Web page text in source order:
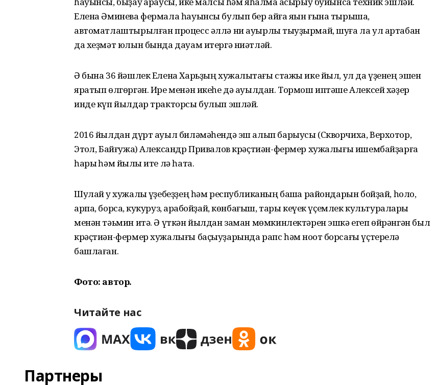
Елена Әминева фермала һауынсы булып бер айға яҡын ғына тырыша,
автоматлаштырылған процесс әллә ни ауырлыҡ тыуҙырмай, шуға ла ул артабан
да хеҙмәт юлын бында дауам итергә ниәтләй.
Ә бына 36 йәшлек Елена Харьҙың хужалыҡтағы стажы ике йыл, ул да үҙенең эшен
яратып өлгөргән. Ире менән икеһе дә ауылдан. Тормош иптәше Алексей хәҙер
инде күп йылдар тракторсы булып эшләй.
2016 йылдан дүрт ауыл биләмәһендә эш алып барыусы (Скворчиха, Верхотор,
Этҡол, Байғужа) Александр Привалов крәҫтиән-фермер хужалығы ишембайҙарға
һарыҡ һәм йылҡы ите лә һата.
Шулай уҡ хужалыҡ үҙебеҙҙең һәм республиканың башҡа райондарын бойҙай, һоло,
арпа, борсаҡ, кукуруз, ҡарабойҙай, көнбағыш, тары кеүек үҫемлек культуралары
менән тәьмин итә. Ә үткән йылдан заман мөмкинлектәрен эшкә егеп өйрәнгән был
крәҫтиән-фермер хужалығы баҫыуҙарында рапс һәм ноҡот борсағы үҫтерелә
башлаған.
Фото: автор.
Читайте нас
Партнеры